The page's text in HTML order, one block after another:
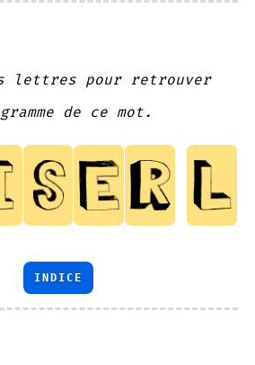
lettres pour retrouver
de ce mot.
INDICE